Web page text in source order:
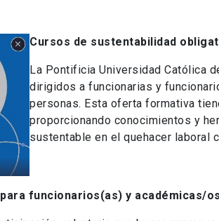
Cursos de sustentabilidad
La Pontificia Universidad Católica
dirigidos a funcionarias y
personas. Esta oferta formativa
proporcionando conocimientos y
sustentable en el quehacer laboral
funcionarios(as) y académicas/